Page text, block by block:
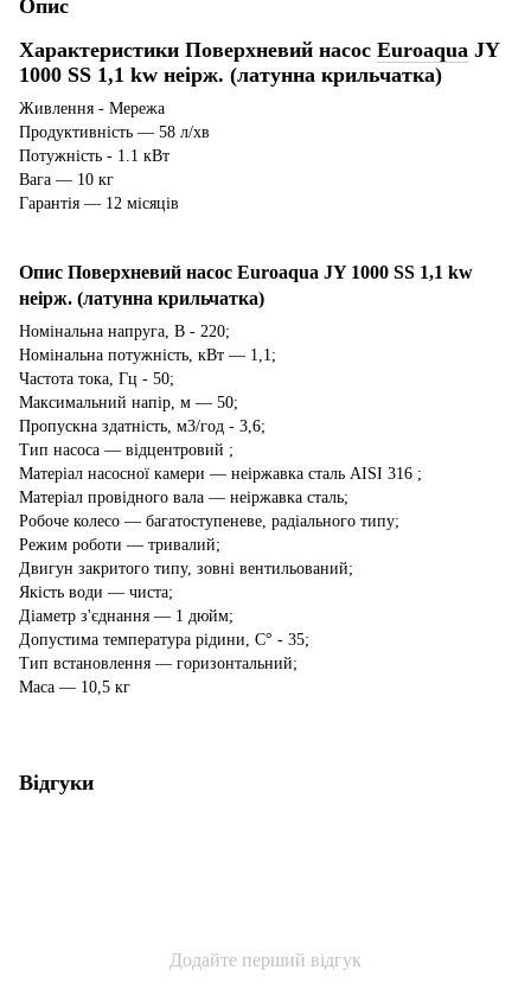
Опис
Характеристики Поверхневий насос Euroaqua JY
1000 SS 1,1 kw неірж. (латунна крильчатка)
Живлення - Мережа
Продуктивність — 58 л/хв
Потужність - 1.1 кВт
Вага — 10 кг
Гарантія — 12 місяців
Опис Поверхневий насос Euroaqua JY 1000 SS 1,1 kw
неірж. (латунна крильчатка)
Номінальна напруга, В - 220;
Номінальна потужність, кВт — 1,1;
Частота тока, Гц - 50;
Максимальний напір, м — 50;
Пропускна здатність, м3/год - 3,6;
Тип насоса — відцентровий ;
Матеріал насосної камери — неіржавка сталь AISI 316 ;
Матеріал провідного вала — неіржавка сталь;
Робоче колесо — багатоступеневе, радіального типу;
Режим роботи — тривалий;
Двигун закритого типу, зовні вентильований;
Якість води — чиста;
Діаметр з'єднання — 1 дюйм;
Допустима температура рідини, С° - 35;
Тип встановлення — горизонтальний;
Маса — 10,5 кг
Відгуки
Додайте перший відгук